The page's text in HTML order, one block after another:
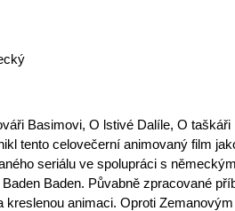
Basimovi, O lstivé Dalíle, O
tento celovečerní animovaný film
seriálu ve spolupráci s
Baden. Půvabně zpracované
kreslenou animaci. Oproti